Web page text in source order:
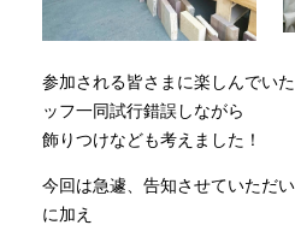
参加される皆さまに楽しんでい
ッフ一同試行錯誤しながら
飾りつけなども考えました！
今回は急遽、告知させていただ
に加え